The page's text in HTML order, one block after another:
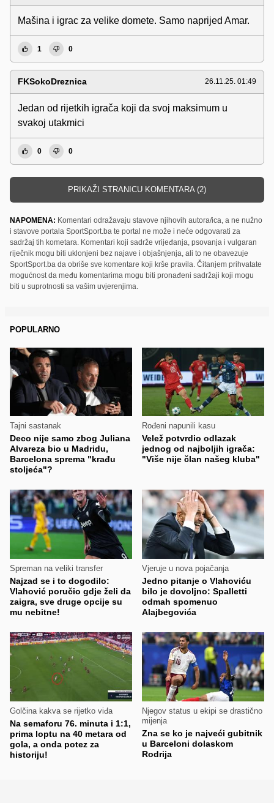
Mašina i igrac za velike domete. Samo naprijed Amar.
1 0
FKSokoDreznica 26.11.25. 01:49
Jedan od rijetkih igrača koji da svoj maksimum u
svakoj utakmici
0 0
PRIKAŽI STRANICU KOMENTARA (2)
NAPOMENA: Komentari odražavaju stavove njihovih autora/ica, a ne nužno
i stavove portala SportSport.ba te portal ne može i neće odgovarati za
sadržaj tih kometara. Komentari koji sadrže vrijeđanja, psovanja i vulgaran
riječnik mogu biti uklonjeni bez najave i objašnjenja, ali to ne obavezuje
SportSport.ba da obriše sve komentare koji krše pravila. Čitanjem prihvatate
mogućnost da među komentarima mogu biti pronađeni sadržaji koji mogu
biti u suprotnosti sa vašim uvjerenjima.
POPULARNO
Tajni sastanak
Deco nije samo zbog Juliana
Alvareza bio u Madridu,
Barcelona sprema "krađu
stoljeća"?
Rođeni napunili kasu
Velež potvrdio odlazak
jednog od najboljih igrača:
"Više nije član našeg kluba"
Spreman na veliki transfer
Najzad se i to dogodilo:
Vlahović poručio gdje želi da
zaigra, sve druge opcije su
mu nebitne!
Vjeruje u nova pojačanja
Jedno pitanje o Vlahoviću
bilo je dovoljno: Spalletti
odmah spomenuo
Alajbegovića
Golčina kakva se rijetko viđa
Na semaforu 76. minuta i 1:1,
prima loptu na 40 metara od
gola, a onda potez za
historiju!
Njegov status u ekipi se drastično
mijenja
Zna se ko je najveći gubitnik
u Barceloni dolaskom
Rodrija